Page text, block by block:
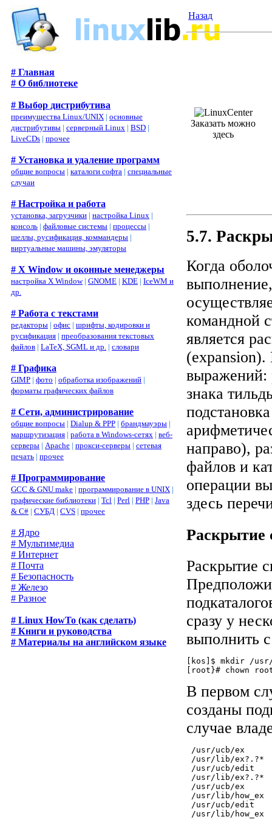
# Главная
# О библиотеке
# Выбор дистрибутива
преимущества Linux/UNIX | основные
дистрибутивы | серверный Linux | BSD |
LiveCDs | прочее
# Установка и удаление программ
общие вопросы | каталоги софта | специальные
случаи
# Настройка и работа
установка, загрузчики | настройка Linux |
консоль | файловые системы | процессы |
шеллы, русификация, коммандеры |
виртуальные машины, эмуляторы
# X Window и оконные менеджеры
настройка X Window| GNOME | KDE | IceWM и
др.
# Работа с текстами
редакторы | офис | шрифты, кодировки и
русификация | преобразования текстовых
файлов | LaTeX, SGML и др. | словари
# Графика
GIMP | фото | обработка изображений |
форматы графических файлов
# Сети, администрирование
общие вопросы | Dialup & PPP | брандмауэры |
маршрутизация | работа в Windows-сетях | веб-
серверы | Apache | прокси-серверы | сетевая
печать | прочее
# Программирование
GCC & GNU make | программирование в UNIX |
графические библиотеки | Tcl | Perl | PHP | Java
& C# | СУБД | CVS | прочее
# Ядро
# Мультимедиа
# Интернет
# Почта
# Безопасность
# Железо
# Разное
# Linux HowTo (как сделать)
# Книги и руководства
# Материалы на английском языке
Назад
Заказать можно
здесь
5.7.
Когда
командной
является
выражений:
знака
направо),
файлов и
операции
здесь
Раскрытие
Раскрытие
сразу у
выполнить
[kos]$ mkdir /
В первом
созданы
случае
/usr/ucb/ex
/usr/lib/ex?.?*
/usr/ucb/edit
/usr/lib/ex?.?*
/usr/ucb/ex
/usr/lib/how_ex
/usr/ucb/edit